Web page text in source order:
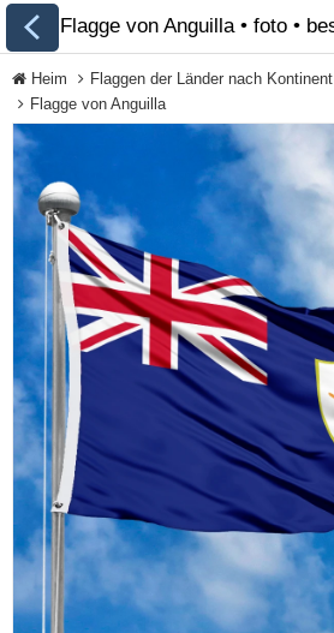
Alle Flaggen
Flaggen der Länder
nach Kontinent
Flaggen von
Organisationen
Flaggen der LGBT-
Community
Historische Flaggen
Ethnische Flaggen
Heim Flaggen der Länder nach Kontinent
Flagge von Anguilla